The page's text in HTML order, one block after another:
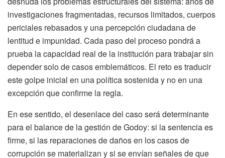
investigaciones fragmentadas, recursos limitados, cuerpos
periciales rebasados y una percepción ciudadana de
lentitud e impunidad. Cada paso del proceso pondrá a
prueba la capacidad real de la institución para trabajar sin
depender solo de casos emblemáticos. El reto es traducir
este golpe inicial en una política sostenida y no en una
excepción que confirme la regla.
En ese sentido, el desenlace del caso será determinante
para el balance de la gestión de Godoy: si la sentencia es
firme, si las reparaciones de daños en los casos de
corrupción se materializan y si se envían señales de que